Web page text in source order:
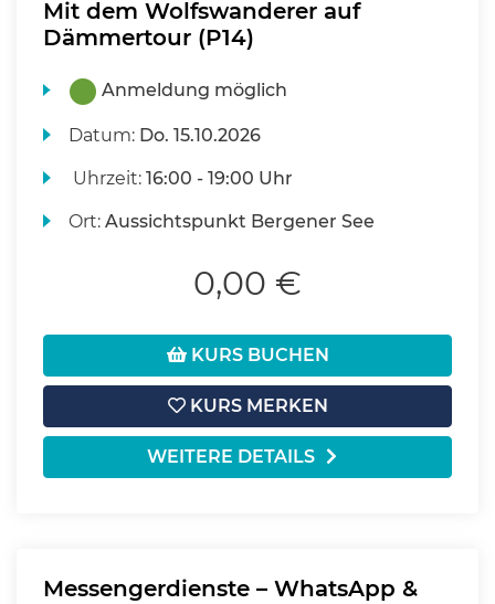
Mit dem Wolfswanderer auf
Dämmertour (P14)
Anmeldung möglich
Datum: Do. 15.10.2026
Uhrzeit:16:00 - 19:00 Uhr
Ort:Aussichtspunkt Bergener See
0,00 €
KURS BUCHEN
KURS MERKEN
WEITERE DETAILS
Messengerdienste – WhatsApp &